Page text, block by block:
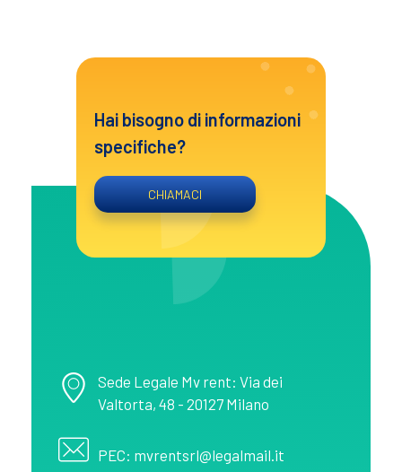
Hai bisogno di informazioni
specifiche?
CHIAMACI
Sede Legale Mv rent: Via dei
Valtorta, 48 - 20127 Milano
PEC: mvrentsrl@legalmail.it